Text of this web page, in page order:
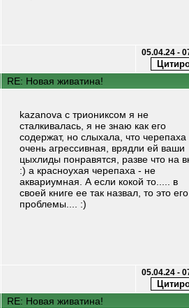
05.04.24 -
RE: Новая живатина!
kazanova с триониксом я не
сталкивалась, я не знаю как его
содержат, но слыхала, что черепаха
очень агрессивная, врядли ей ваши
цыхлиды понравятся, разве что на
:) а красноухая черепаха - не
аквариумная. А если кокой то..... в
своей книге ее так назвал, то это его
проблемы.... :)
05.04.24 -
RE: Новая живатина!